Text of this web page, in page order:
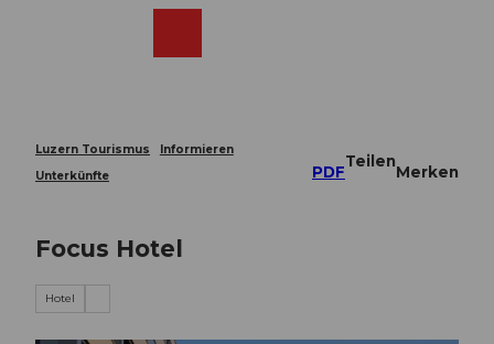
Luzern Tourismus
Informieren
Unterkünfte
PDF
Teilen
Merken
Focus Hotel
Hotel